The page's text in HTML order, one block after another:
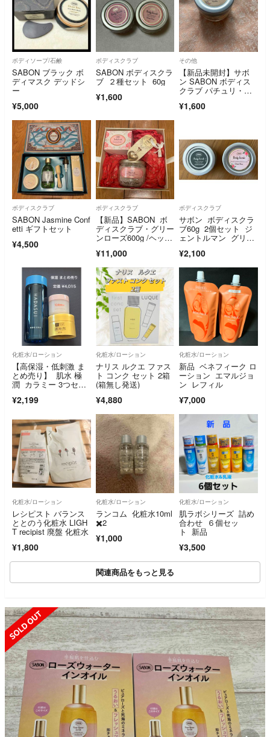
ボディソープ/石鹸
SABON ブラック ボ
ディマスク デッドシ
ー
¥5,000
ボディスクラブ
SABON ボディスクラ
ブ ２種セット 60g
¥1,600
その他
【新品未開封】サボ
ン SABON ボディス
クラブ パチュリ・ラ
¥1,600
ボディスクラブ
SABON Jasmine Conf
etti ギフトセット
¥4,500
ボディスクラブ
【新品】SABON ボ
ディスクラブ・グリー
ンローズ600g /ヘッド
300g/スプーン
¥11,000
ボディスクラブ
サボン ボディスクラ
ブ60g 2個セット ジ
ェントルマン グリー
¥2,100
化粧水/ローション
【高保湿・低刺激 ま
とめ売り】 肌水 極
潤 カラミー 3つセッ
¥2,199
化粧水/ローション
ナリス ルクエ ファス
ト コンク セット 2箱
(箱無し発送)
¥4,880
化粧水/ローション
新品 ベネフィーク ロ
ーション エマルジョ
ン レフィル
¥7,000
化粧水/ローション
レシピスト バランス
ととのう化粧水 LIGH
T recipist 廃盤 化粧水
¥1,800
化粧水/ローション
ランコム 化粧水10ml
✖️2
¥1,000
化粧水/ローション
肌ラボシリーズ 詰め
合わせ ６個セッ
ト 新品
¥3,500
関連商品をもっと見る
SOLD OUT